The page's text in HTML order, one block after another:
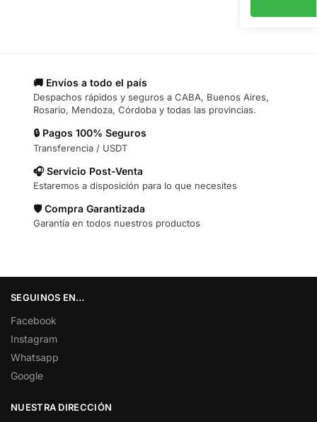
🚚 Envíos a todo el país
Despachos rápidos y seguros a CABA, Buenos Aires,
Rosario, Mendoza, Córdoba y todas las provincias.
🔒 Pagos 100% Seguros
Transferencia / USDT
🎧 Servicio Post-Venta
Estaremos a disposición para lo que necesites
🛡️ Compra Garantizada
Garantía en todos nuestros productos
SEGUINOS EN…
Facebook
Instagram
Whatsapp
Google
NUESTRA DIRECCIÓN